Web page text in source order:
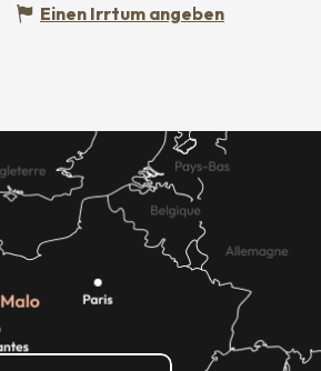
Einen Irrtum angeben